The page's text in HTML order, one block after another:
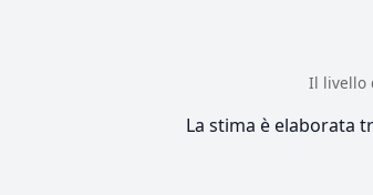
Il livello
La stima è elaborata